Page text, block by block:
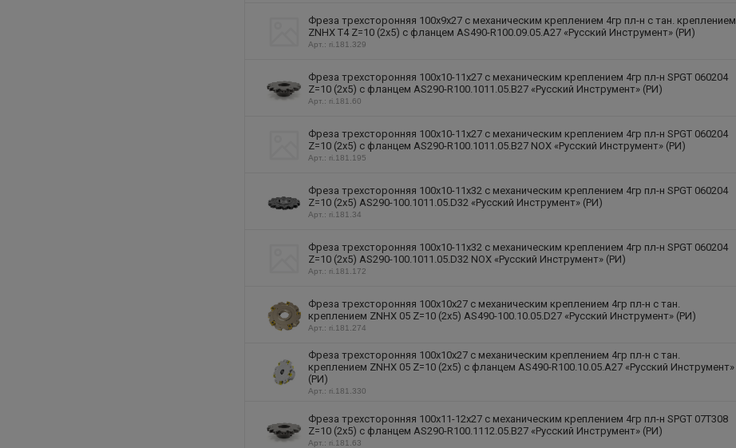
Фреза трехсторонняя 100х9х27 с механическим креплением 4гр пл-н с тан. креплением
ZNHX T4 Z=10 (2х5) с фланцем AS490-R100.09.05.A27 «Русский Инструмент» (РИ)
Арт.: ri.181.329
Фреза трехсторонняя 100х10-11х27 с механическим креплением 4гр пл-н SPGT 060204
Z=10 (2х5) с фланцем AS290-R100.1011.05.B27 «Русский Инструмент» (РИ)
Арт.: ri.181.60
Фреза трехсторонняя 100х10-11х27 с механическим креплением 4гр пл-н SPGT 060204
Z=10 (2х5) с фланцем AS290-R100.1011.05.B27 NOX «Русский Инструмент» (РИ)
Арт.: ri.181.195
Фреза трехсторонняя 100х10-11х32 с механическим креплением 4гр пл-н SPGT 060204
Z=10 (2х5) AS290-100.1011.05.D32 «Русский Инструмент» (РИ)
Арт.: ri.181.34
Фреза трехсторонняя 100х10-11х32 с механическим креплением 4гр пл-н SPGT 060204
Z=10 (2х5) AS290-100.1011.05.D32 NOX «Русский Инструмент» (РИ)
Арт.: ri.181.172
Фреза трехсторонняя 100х10х27 с механическим креплением 4гр пл-н с тан.
креплением ZNHX 05 Z=10 (2х5) AS490-100.10.05.D27 «Русский Инструмент» (РИ)
Арт.: ri.181.274
Фреза трехсторонняя 100х10х27 с механическим креплением 4гр пл-н с тан.
креплением ZNHX 05 Z=10 (2х5) с фланцем AS490-R100.10.05.A27 «Русский Инструмент»
(РИ)
Арт.: ri.181.330
Фреза трехсторонняя 100х11-12х27 с механическим креплением 4гр пл-н SPGT 07T308
Z=10 (2х5) с фланцем AS290-R100.1112.05.B27 «Русский Инструмент» (РИ)
Арт.: ri.181.63